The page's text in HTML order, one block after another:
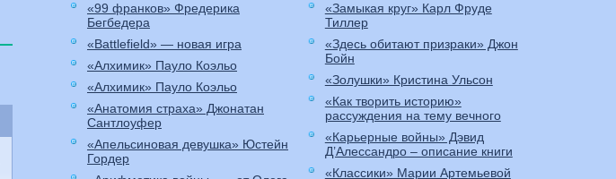
«99 франков» Фредерика
Бегбедера
«Battlefield» — новая игра
«Алхимик» Пауло Коэльо
«Алхимик» Пауло Коэльо
«Анатомия страха» Джонатан
Сантлоуфер
«Апельсиновая девушка» Юстейн
Гордер
«Замыкая круг» Карл Фруде
Тиллер
«Здесь обитают призраки» Джон
Бойн
«Золушки» Кристина Ульсон
«Как творить историю»
рассуждения на тему вечного
«Карьерные войны» Дэвид
Д’Алессандро – описание книги
«Классики» Марии Артемьевой